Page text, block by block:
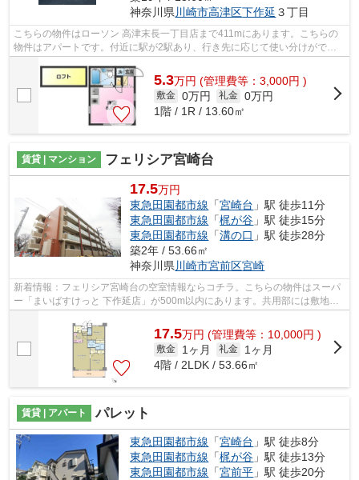
神奈川県 川崎市高津区下作延 ３丁目
こちらの物件はローソン 高津末長一丁目店まで411mにあります。こちらの
物件はアパートです。付近に駅が2駅あり、行き先に応じて使い分けができ
5.3万円 (管理費等：3,000円 )
敷金 0万円 礼金 0万円
1階 / 1R / 13.60㎡
賃貸 | マンション フェリシア宮崎台
17.5万円
東急田園都市線 「宮崎台 」駅 徒歩11分
東急田園都市線 「梶が谷 」駅 徒歩15分
東急田園都市線 「溝の口 」駅 徒歩28分
築2年 / 53.66㎡
神奈川県 川崎市宮前区宮崎
新着情報：フェリシア宮崎台の空室情報ならコチラ。こちらの物件はスーパ
ー「まいばすけっと 下作延店」が500m以内にあります。共用部には敷地内
17.5万円 (管理費等：10,000円 )
敷金 1ヶ月 礼金
1ヶ月
4階 / 2LDK / 53.66㎡
賃貸 | アパート パレット
東急田園都市線 「宮崎台 」駅 徒歩8分
東急田園都市線 「梶が谷 」駅 徒歩13分
東急田園都市線 「宮前平 」駅 徒歩20分